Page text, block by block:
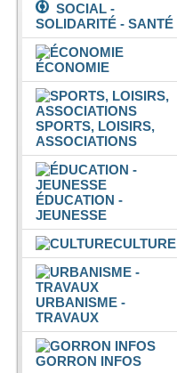
SOCIAL -
SOLIDARITÉ - SANTÉ
ÉCONOMIE
SPORTS, LOISIRS,
ASSOCIATIONS
ÉDUCATION -
JEUNESSE
CULTURE
URBANISME -
TRAVAUX
GORRON INFOS